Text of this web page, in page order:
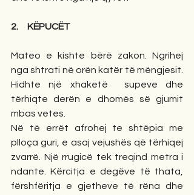
2.     KËPUCËT
Mateo e kishte bërë zakon. Ngrihej
nga shtrati në orën katër të mëngjesit.
Hidhte një xhaketë  supeve dhe
tërhiqte derën e dhomës së gjumit
mbas vetes.
Në të errët afrohej te shtëpia me
plloça guri, e asaj vejushës që tërhiqej
zvarrë. Një rrugicë tek treqind metra i
ndante. Kërcitja e degëve të thata,
fërshfëritja e gjetheve të rëna dhe